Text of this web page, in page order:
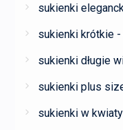
sukienki
sukienki krótkie -
sukienki długie
sukienki plus
sukienki w kwiaty